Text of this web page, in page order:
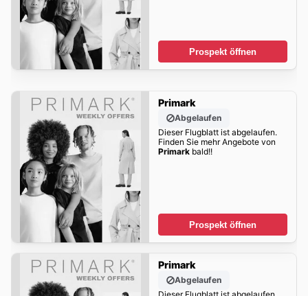
Prospekt öffnen
Primark
Abgelaufen
Dieser Flugblatt ist abgelaufen.
Finden Sie mehr Angebote von
Primarkbald!!
Prospekt öffnen
Primark
Abgelaufen